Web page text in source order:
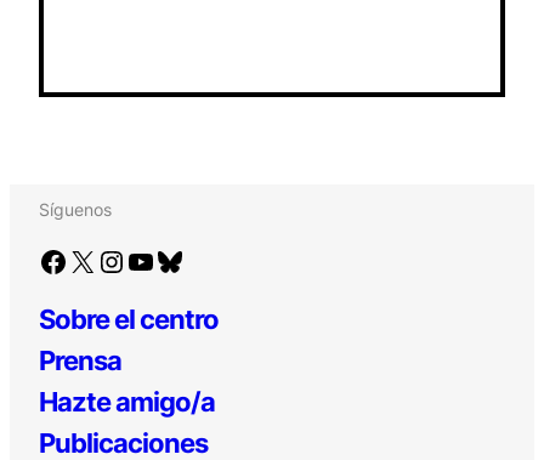
Síguenos
Facebook X Instagram YouTube Bluesky
Sobre el centro
Prensa
Hazte amigo/a
Publicaciones